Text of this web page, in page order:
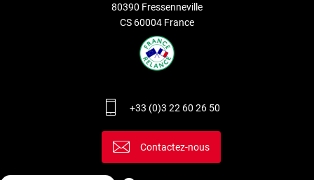
80390 Fressenneville
CS 60004 France
+33 (0)3 22 60 26 50
Contactez-nous